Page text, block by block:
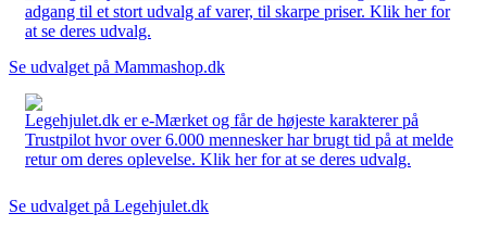
adgang til et stort udvalg af varer, til skarpe priser. Klik her for
at se deres udvalg.
Se udvalget på Mammashop.dk
Legehjulet.dk er e-Mærket og får de højeste karakterer på
Trustpilot hvor over 6.000 mennesker har brugt tid på at melde
retur om deres oplevelse. Klik her for at se deres udvalg.
Se udvalget på Legehjulet.dk